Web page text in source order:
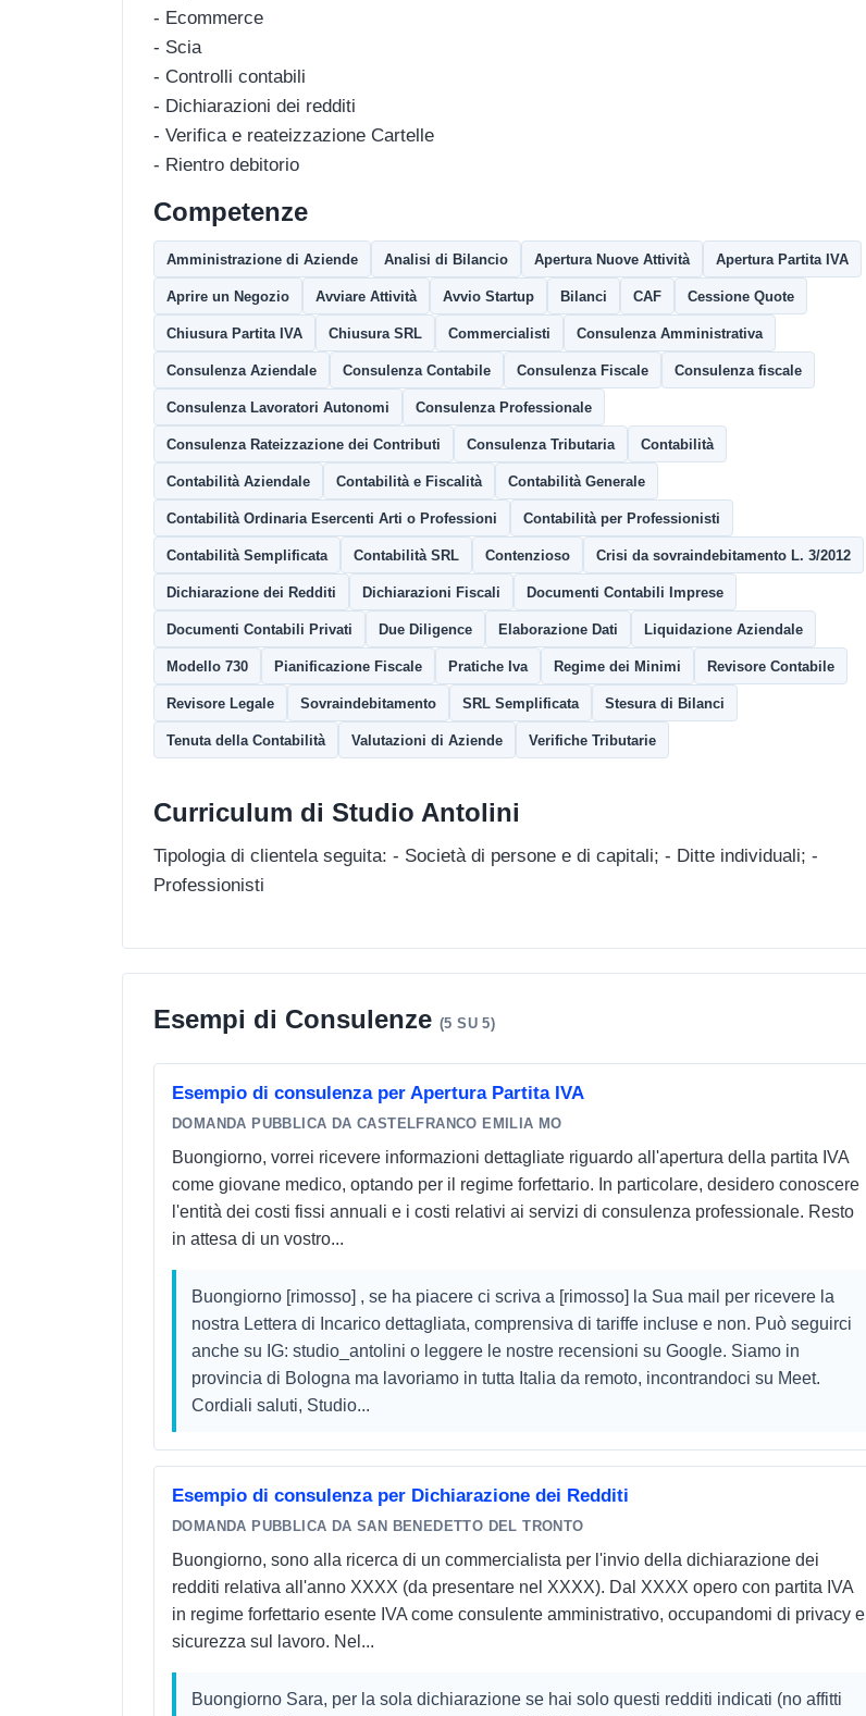
- Ecommerce
- Scia
- Controlli contabili
- Dichiarazioni dei redditi
- Verifica e reateizzazione Cartelle
- Rientro debitorio
Competenze
Amministrazione di Aziende Analisi di Bilancio Apertura Nuove Attività Apertura Partita IVA
Aprire un Negozio Avviare Attività Avvio Startup Bilanci CAF Cessione Quote
Chiusura Partita IVA Chiusura SRL Commercialisti Consulenza Amministrativa
Consulenza Aziendale Consulenza Contabile Consulenza Fiscale Consulenza fiscale
Consulenza Lavoratori Autonomi Consulenza Professionale
Consulenza Rateizzazione dei Contributi Consulenza Tributaria Contabilità
Contabilità Aziendale Contabilità e Fiscalità Contabilità Generale
Contabilità Ordinaria Esercenti Arti o Professioni Contabilità per Professionisti
Contabilità Semplificata Contabilità SRL Contenzioso Crisi da sovraindebitamento L. 3/2012
Dichiarazione dei Redditi Dichiarazioni Fiscali Documenti Contabili Imprese
Documenti Contabili Privati Due Diligence Elaborazione Dati Liquidazione Aziendale
Modello 730 Pianificazione Fiscale Pratiche Iva Regime dei Minimi Revisore Contabile
Revisore Legale Sovraindebitamento SRL Semplificata Stesura di Bilanci
Tenuta della Contabilità Valutazioni di Aziende Verifiche Tributarie
Curriculum di Studio Antolini
Tipologia di clientela seguita: - Società di persone e di capitali; - Ditte individuali; -
Professionisti
Esempi di Consulenze (5 SU 5)
Esempio di consulenza per Apertura Partita IVA
DOMANDA PUBBLICA DA CASTELFRANCO EMILIA MO
Buongiorno, vorrei ricevere informazioni dettagliate riguardo all'apertura della partita IVA
come giovane medico, optando per il regime forfettario. In particolare, desidero conoscere
l'entità dei costi fissi annuali e i costi relativi ai servizi di consulenza professionale. Resto
in attesa di un vostro...
Buongiorno [rimosso] , se ha piacere ci scriva a [rimosso] la Sua mail per ricevere la
nostra Lettera di Incarico dettagliata, comprensiva di tariffe incluse e non. Può seguirci
anche su IG: studio_antolini o leggere le nostre recensioni su Google. Siamo in
provincia di Bologna ma lavoriamo in tutta Italia da remoto, incontrandoci su Meet.
Cordiali saluti, Studio...
Esempio di consulenza per Dichiarazione dei Redditi
DOMANDA PUBBLICA DA SAN BENEDETTO DEL TRONTO
Buongiorno, sono alla ricerca di un commercialista per l'invio della dichiarazione dei
redditi relativa all'anno XXXX (da presentare nel XXXX). Dal XXXX opero con partita IVA
in regime forfettario esente IVA come consulente amministrativo, occupandomi di privacy e
sicurezza sul lavoro. Nel...
Buongiorno Sara, per la sola dichiarazione se hai solo questi redditi indicati (no affitti